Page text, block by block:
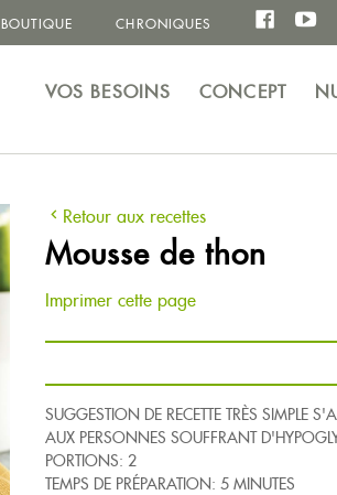
BOUTIQUE CHRONIQUES
VOS BESOINS CONCEPT
Retour aux recettes
Mousse de thon
Imprimer cette page
SUGGESTION DE RECETTE TRÈS SIMPLE
AUX PERSONNES SOUFFRANT
PORTIONS: 2
TEMPS DE PRÉPARATION: 5 MINUTES